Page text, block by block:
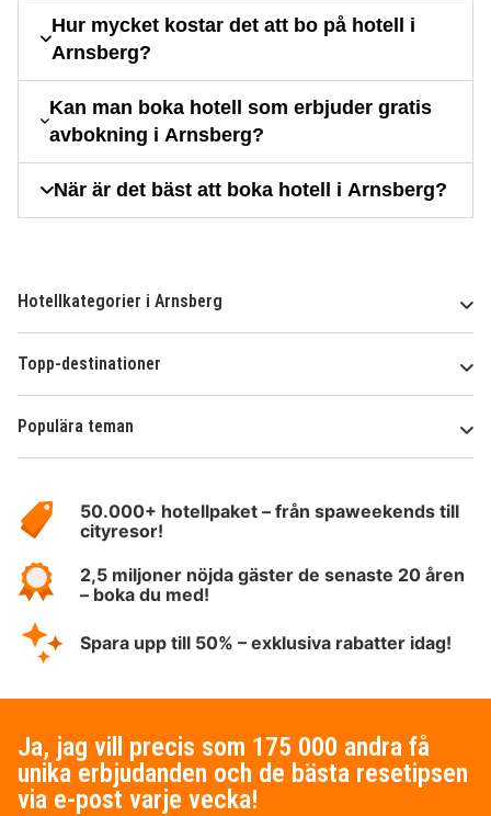
Hur mycket kostar det att bo på hotell i
Arnsberg?
Kan man boka hotell som erbjuder gratis
avbokning i Arnsberg?
När är det bäst att boka hotell i Arnsberg?
Hotellkategorier i Arnsberg
Topp-destinationer
Populära teman
HotelSpecials50.000+ hotellpaket – från spaweekends till
cityresor!
2,5 miljoner nöjda gäster de senaste 20 åren
– boka du med!
Spara upp till 50% – exklusiva rabatter idag!
Ja, jag vill precis som 175 000 andra få
unika erbjudanden och de bästa resetipsen
via e-post varje vecka!